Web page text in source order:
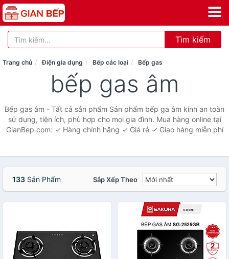
Tìm kiếm
Trang chủ Điện gia dụng Bếp các loại Bếp gas
bếp gas âm
Bếp gas âm - Tất cả sản phẩm Sản phẩm bếp ga âm kính an toàn
sử dụng, tiện ích, phù hợp cho mọi gia đình. Mua hàng online tại
GianBep.com: ✓ Hàng chính hãng ✓ Giá rẻ ✓ Giao hàng miễn phí
133 Sản Phẩm Sắp Xếp Theo